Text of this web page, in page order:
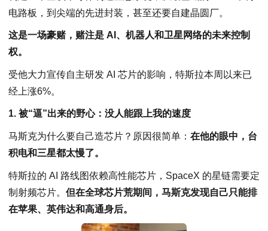
电路板，到尖端的先进封装，甚至还要自建晶圆厂。
这是一场豪赌，赌注是 AI、机器人和卫星网络的未来控制
权。
受他大力宣传自主研发 AI 芯片的影响，特斯拉本周以来已
经上涨6%。
1. 被“逼”出来的野心：没人能跟上我的速度
马斯克为什么要自己造芯片？原因很简单： 在他的眼中，台
积电和三星都太慢了。
特斯拉的 AI 路线图依赖高性能芯片，SpaceX 的星链需要定
制射频芯片。 但在全球芯片荒期间，马斯克发现自己只能排
在苹果、英伟达和高通身后。